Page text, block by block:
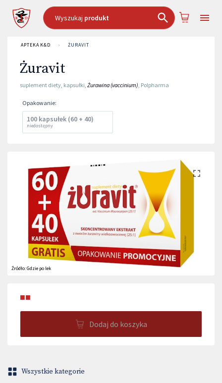
Wyszukaj produkt
APTEKA K&D › ŻURAVIT
Żuravit
suplement diety, kapsułki, Żurawina (vaccinium), Polpharma
Opakowanie:
100 kapsułek (60 + 40)
niedostępny
Źródło:Gdzie po lek
■■
Dodaj do koszyka
Wszystkie kategorie